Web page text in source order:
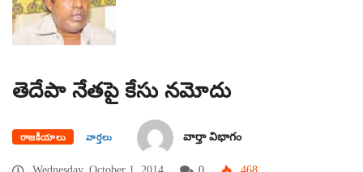
తెదేపా నేతపై కేసు నమోదు
రాజకీయాలు వార్తలు వార్తా విభాగం